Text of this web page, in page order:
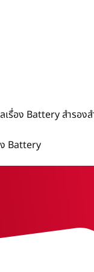
เรื่อง Battery สำรอ
Battery